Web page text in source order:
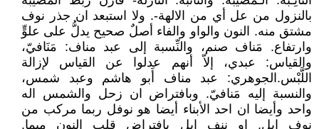
بالنزول من عل أي من الالهة-. ولا استبعد ان جذر نوف
مشتق منه. النون والواو والفاء أصلٌ صحيح يدلُّ على علوٍّ
وارتفاع. مَناف صنم، والنِّسبة إلى عبد مناف: مَنَافيّ،
والقياس: عبدي، إلاّ أنهم عدلوا عن القياس لإزالة
اللَّبْس.الجوهري: عبد مناف أَبو هاشم وعبد شمس،
والنسبة إليه مَنافيّ. وبافتراض ان زحل والشمس اله
واحد وأيضا ان احد الأبناء أيضا هو نوفل ربما مركب من
نوف ايل. او ننف ايل بافتراض قلب النون ميما.